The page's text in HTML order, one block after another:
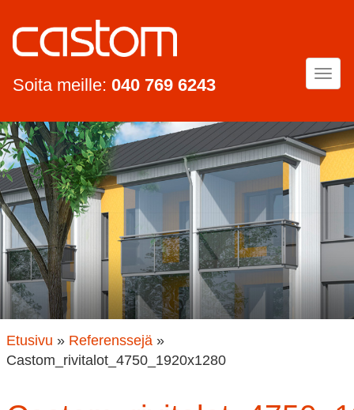
Soita meille: 040 769 6243
Etusivu » Referenssejä»
Castom_rivitalot_4750_1920x1280